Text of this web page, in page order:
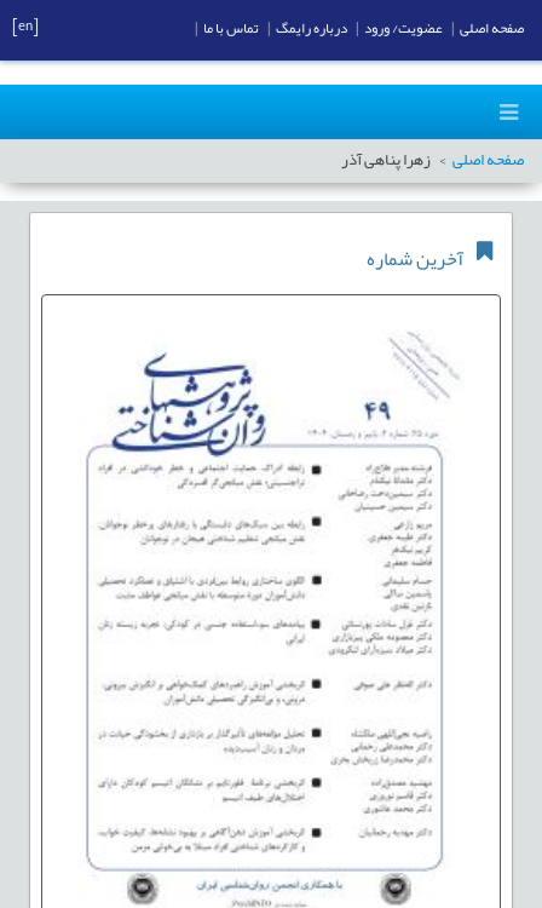
صفحه اصلی زهرا پناهی آذر
آخرین شماره
صفحه اصلی عضویت/ ورود درباره رایمگ تماس با ما